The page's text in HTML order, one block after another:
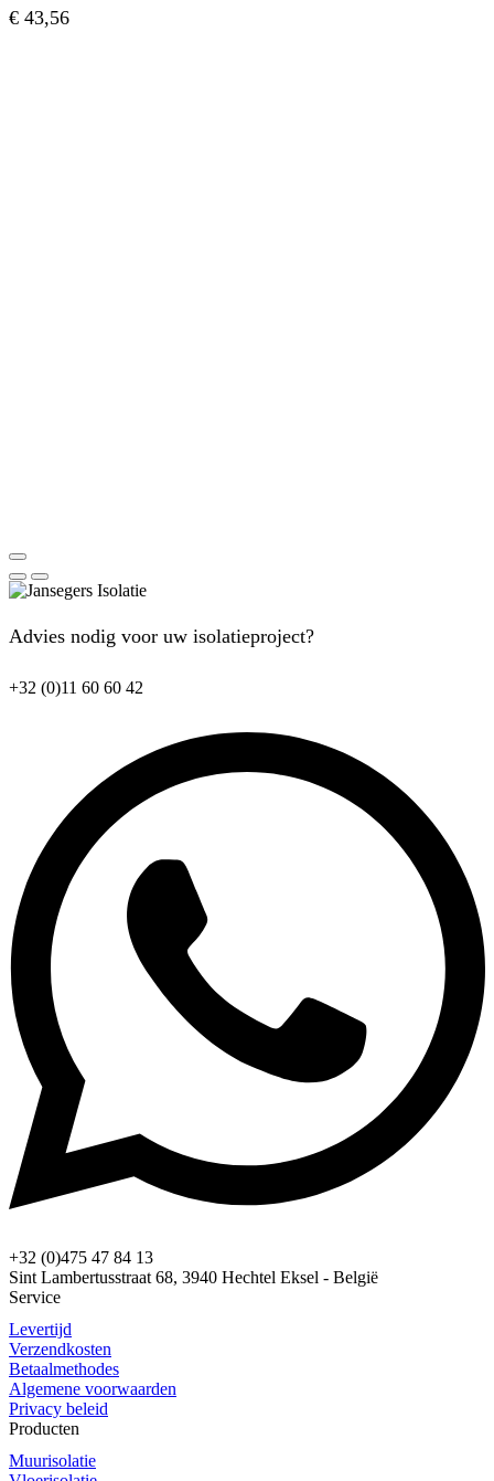
€ 43,56
Advies nodig voor uw isolatieproject?
+32 (0)11 60 60 42
+32 (0)475 47 84 13
Sint Lambertusstraat 68, 3940 Hechtel Eksel - België
Service
Levertijd
Verzendkosten
Betaalmethodes
Algemene voorwaarden
Privacy beleid
Producten
Muurisolatie